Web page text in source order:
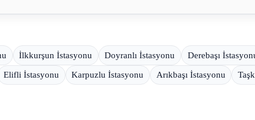
İlkkurşun İstasyonu Doyranlı İstasyonu Derebaşı
Elifli İstasyonu Karpuzlu İstasyonu Arıkbaşı İstasyonu